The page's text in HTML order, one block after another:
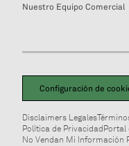
Nuestro Equipo Comercial
Configuración de
Disclaimers Legales
Política de PrivacidadPortal
No Vendan Mi Información